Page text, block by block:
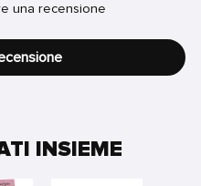
una recensione
INSIEME